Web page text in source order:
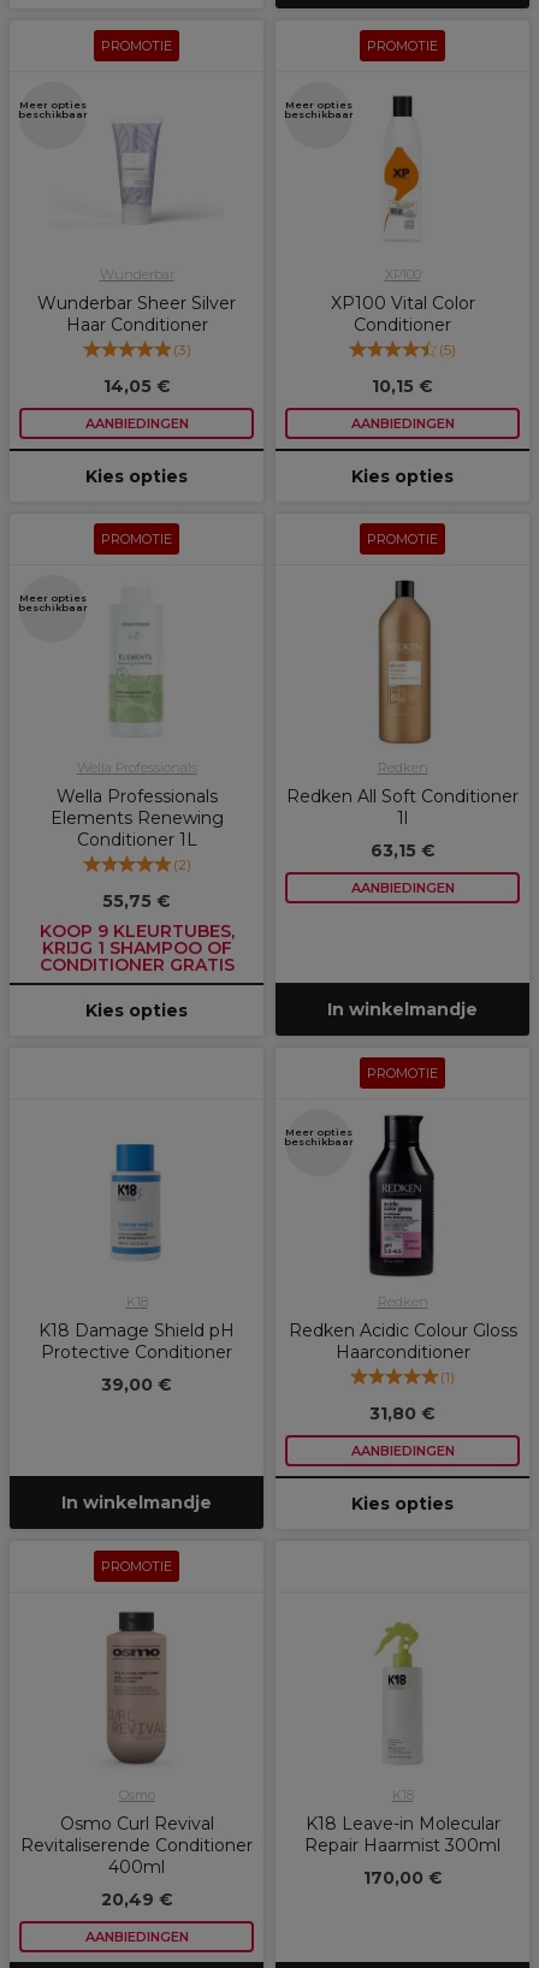
PROMOTIE
Meer opties
beschikbaar
Wunderbar
Wunderbar Sheer Silver
Haar Conditioner
(3)
14,05 €
AANBIEDINGEN
Kies opties
PROMOTIE
Meer opties
beschikbaar
XP100
XP100 Vital Color
Conditioner
(5)
10,15 €
AANBIEDINGEN
Kies opties
PROMOTIE
Meer opties
beschikbaar
Wella Professionals
Wella Professionals
Elements Renewing
Conditioner 1L
(2)
55,75 €
KOOP 9 KLEURTUBES,
KRIJG 1 SHAMPOO OF
CONDITIONER GRATIS
Kies opties
PROMOTIE
Redken
Redken All Soft Conditioner
1l
63,15 €
AANBIEDINGEN
In winkelmandje
K18
K18 Damage Shield pH
Protective Conditioner
39,00 €
In winkelmandje
PROMOTIE
Meer opties
beschikbaar
Redken
Redken Acidic Colour Gloss
Haarconditioner
(1)
31,80 €
AANBIEDINGEN
Kies opties
PROMOTIE
Osmo
Osmo Curl Revival
Revitaliserende Conditioner
400ml
20,49 €
AANBIEDINGEN
K18
K18 Leave-in Molecular
Repair Haarmist 300ml
170,00 €